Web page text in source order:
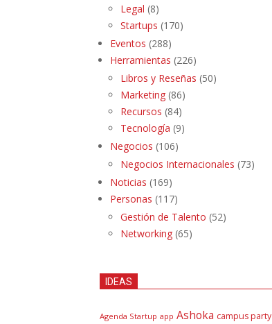
Legal (8)
Startups (170)
Eventos (288)
Herramientas (226)
Libros y Reseñas (50)
Marketing (86)
Recursos (84)
Tecnología (9)
Negocios (106)
Negocios Internacionales (73)
Noticias (169)
Personas (117)
Gestión de Talento (52)
Networking (65)
IDEAS
Agenda Startup app Ashoka campus party